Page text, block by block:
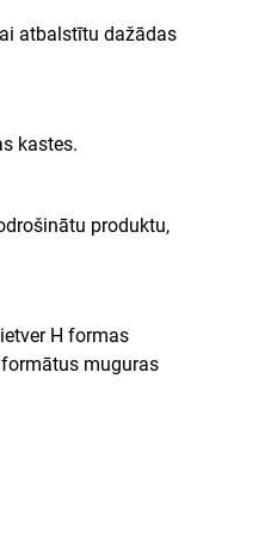
atbalstītu dažādas
kastes.
produktu,
H formas
muguras